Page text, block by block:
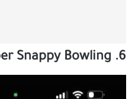
6. Super Snappy Bowling